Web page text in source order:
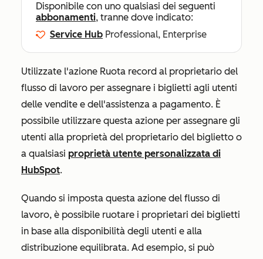
Disponibile con uno qualsiasi dei seguenti
abbonamenti, tranne dove indicato:
Service Hub Professional, Enterprise
Utilizzate l'azione Ruota record al proprietario del
flusso di lavoro per assegnare i biglietti agli utenti
delle vendite e dell'assistenza a pagamento. È
possibile utilizzare questa azione per assegnare gli
utenti alla proprietà del proprietario del biglietto o
a qualsiasi proprietà utente personalizzata di
HubSpot.
Quando si imposta questa azione del flusso di
lavoro, è possibile ruotare i proprietari dei biglietti
in base alla disponibilità degli utenti e alla
distribuzione equilibrata. Ad esempio, si può